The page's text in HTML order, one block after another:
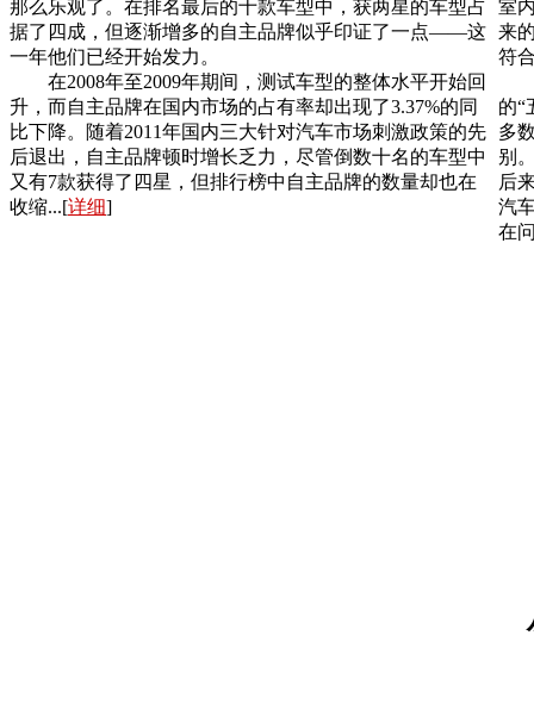
那么乐观了。在排名最后的十款车型中，获两星的车型占
据了四成，但逐渐增多的自主品牌似乎印证了一点——这
一年他们已经开始发力。
在2008年至2009年期间，测试车型的整体水平开始回
升，而自主品牌在国内市场的占有率却出现了3.37%的同
比下降。随着2011年国内三大针对汽车市场刺激政策的先
后退出，自主品牌顿时增长乏力，尽管倒数十名的车型中
又有7款获得了四星，但排行榜中自主品牌的数量却也在
收缩...[详细]
室
来
符
的“
多
别
后
汽
在